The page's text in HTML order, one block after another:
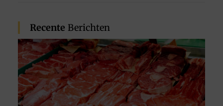
Recente Berichten